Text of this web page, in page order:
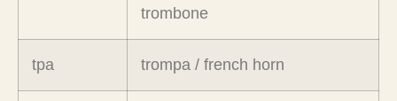
trombone
tpa trompa / french horn